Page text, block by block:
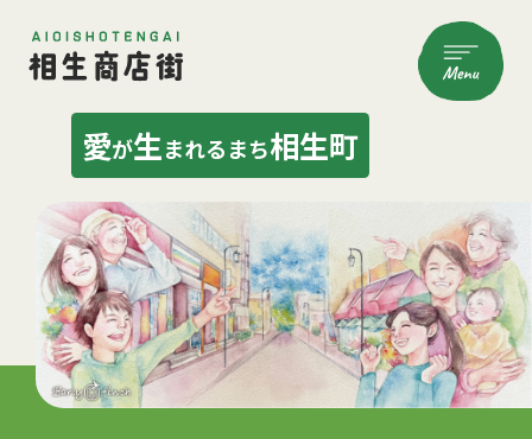
愛が生まれるまち相生町